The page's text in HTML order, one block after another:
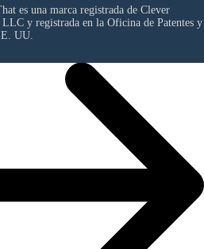
es una marca registrada de Clever
LLCy registrada en la Oficina de Patentes y
UU.